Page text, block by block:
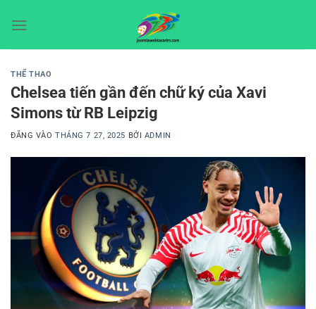
qua
THỂ THAO
Chelsea tiến gần đến chữ ký của Xavi
Simons từ RB Leipzig
ĐĂNG VÀOTHÁNG 7 27, 2025 BỞI ADMIN